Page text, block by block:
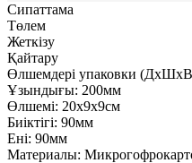
Сипаттама
Төлем
Жеткізу
Қайтару
Өлшемдері упаковки
Ұзындығы: 200мм
Өлшемі: 20x9x9см
Биіктігі: 90мм
Ені: 90мм
Материалы: